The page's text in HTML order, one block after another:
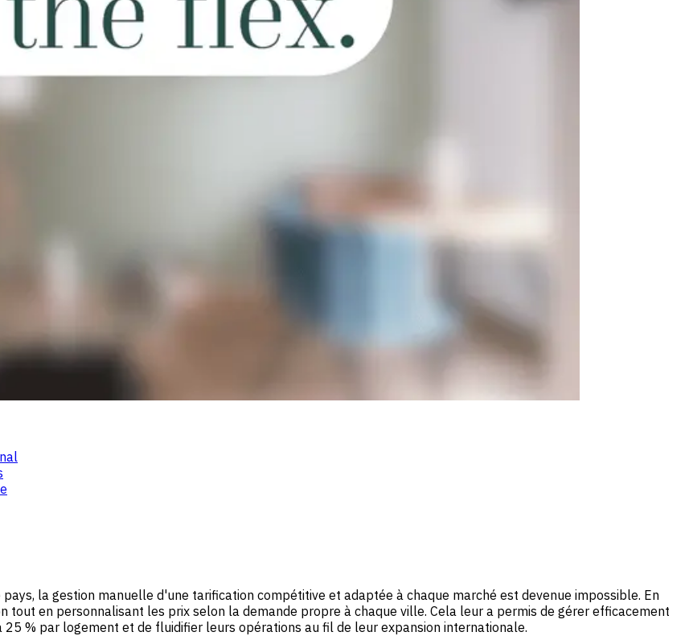
la gestion manuelle d'une tarification compétitive et adaptée à chaque marché est devenue impossible. En
en personnalisant les prix selon la demande propre à chaque ville. Cela leur a permis de gérer efficacement
% par logement et de fluidifier leurs opérations au fil de leur expansion internationale.